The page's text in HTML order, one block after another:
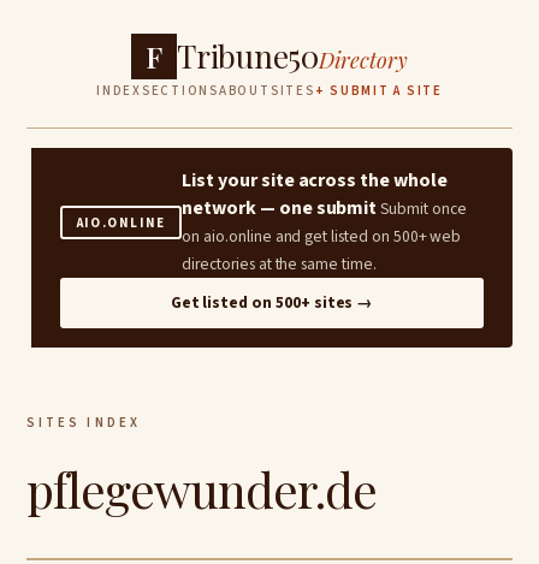
F Tribune50Directory
INDEXSECTIONSABOUT SITES + SUBMIT A SITE
AIO.ONLINE
List your site across the whole
network — one submitSubmit once
on aio.online and get listed on 500+ web
directories at the same time.
Get listed on 500+ sites →
SITES INDEX
pflegewunder.de